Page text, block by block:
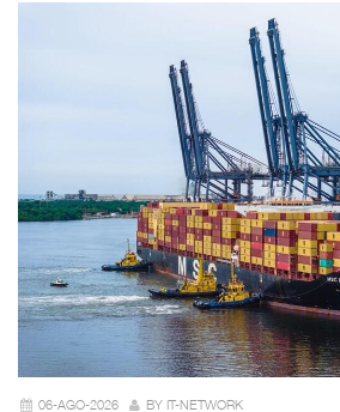
06-AGO-2026 BY IT-NETWORK